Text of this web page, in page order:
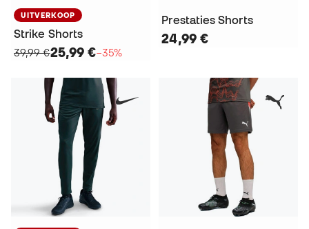
UITVERKOOP
Strike Shorts
39,99 €25,99 €−35%
Prestaties Shorts
24,99 €